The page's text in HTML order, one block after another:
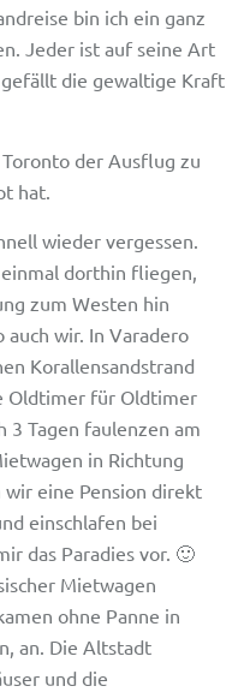
bin ich ein ganz
Jeder ist auf seine Art
die gewaltige Kraft
der Ausflug zu
hat.
wieder vergessen.
dorthin fliegen,
zum Westen hin
auch wir. In Varadero
Korallensandstrand
Oldtimer für Oldtimer
Tagen faulenzen am
in Richtung
eine Pension direkt
einschlafen bei
das Paradies vor. 🙂
Mietwagen
ohne Panne in
an. Die Altstadt
und die